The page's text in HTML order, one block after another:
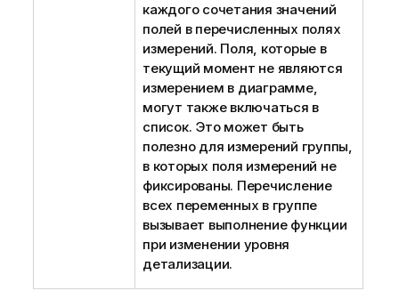
каждого сочетания значений
полей в перечисленных полях
измерений. Поля, которые в
текущий момент не являются
измерением в диаграмме,
могут также включаться в
список. Это может быть
полезно для измерений группы,
в которых поля измерений не
фиксированы. Перечисление
всех переменных в группе
вызывает выполнение функции
при изменении уровня
детализации.